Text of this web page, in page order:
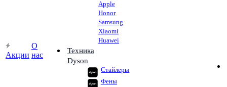
Акции
О
нас
Apple
Honor
Samsung
Xiaomi
Huawei
Техника
Dyson
Стайлеры
Фены